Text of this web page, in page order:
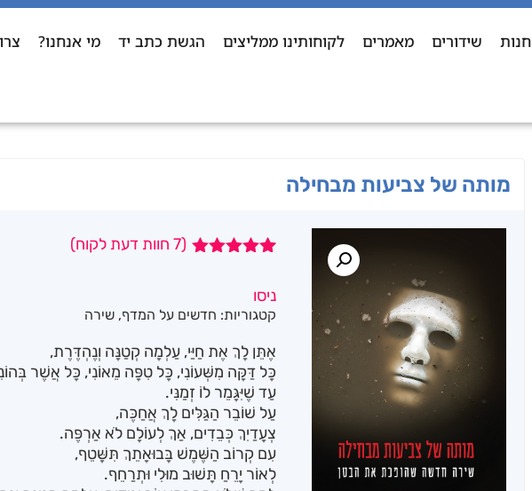
חנות שידורים מאמרים לקוחותינו ממליצים הגשת כתב יד מי אנחנו?
מותה של צביעות מבחילה
מבוסס על
דירוגים של
(
7 חוות דעת לקוח)
ניסו
קטגוריות: חדשים על המדף, שירה
אֶתֵּן לָךְ אֶת חַיַּי, עַלְמָה קְטַנָּה וְנֶהְדֶּרֶת,
כָּל דַּקָּה מִשְּׁעוֹנִי, כָּל טִפָּה מֵאוֹנִי, כָּל אֲשֶׁר
עַד שֶׁיִּגָּמֵר לוֹ זְמַנִּי.
עַל שׁוֹבֵר הַגַּלִּים לָךְ אֲחַכֶּה,
צְעָדַיִךְ כְּבֵדִים, אַךְ לְעוֹלָם לֹא אַרְפֶּה.
עִם קְרוֹב הַשֶּׁמֶשׁ בָּבוּאָתֵךְ תִּשָּׁטֵף,
לְאוֹר יָרֵחַ תָּשׁוּב מוּלִי וּתְרַחֵף.